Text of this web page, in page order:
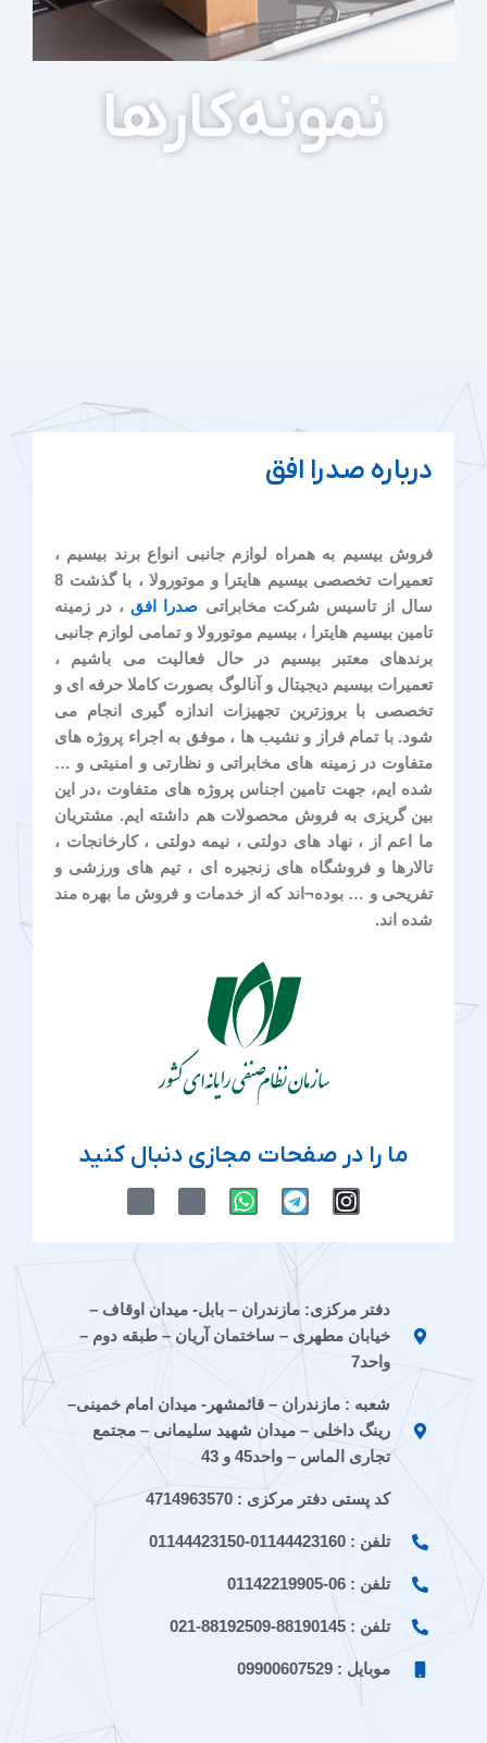
نمونه‌کارها
درباره صدرا افق
فروش بیسیم به همراه لوازم جانبی انواع برند بیسیم ،
تعمیرات تخصصی بیسیم هایترا و موتورولا ، با گذشت 8
سال از تاسیس شرکت مخابراتی صدرا افق ، در زمینه
تامین بیسیم هایترا ، بیسیم موتورولا و تمامی لوازم جانبی
برندهای معتبر بیسیم در حال فعالیت می باشیم ،
تعمیرات بیسیم دیجیتال و آنالوگ بصورت کاملا حرفه ای و
تخصصی با بروزترین تجهیزات اندازه گیری انجام می
شود. با تمام فراز و نشیب ها ، موفق به اجراء پروژه های
متفاوت در زمینه های مخابراتی و نظارتی و امنیتی و …
شده ایم، جهت تامین اجناس پروژه های متفاوت ،در این
بین گریزی به فروش محصولات هم داشته ایم. مشتریان
ما اعم از ، نهاد های دولتی ، نیمه دولتی ، کارخانجات ،
تالارها و فروشگاه های زنجیره ای ، تیم های ورزشی و
تفریحی و … بوده¬اند که از خدمات و فروش ما بهره مند
شده اند.
ما را در صفحات مجازی دنبال کنید
n
t
r
a
e
e
g
r
a
m
h
t
p
p
c
-
a
r
a
c
o
-
e
a
a
دفتر مرکزی: مازندران – بابل- میدان اوقاف –
خیابان مطهری – ساختمان آریان – طبقه دوم –
واحد7
شعبه : مازندران – قائمشهر- میدان امام خمینی–
رینگ داخلی – میدان شهید سلیمانی – مجتمع
تجاری الماس – واحد45 و 43
کد پستی دفتر مرکزی : 4714963570
تلفن : 01144423160-01144423150
تلفن : 06-01142219905
تلفن : 88190145-88192509-021
موبایل : 09900607529